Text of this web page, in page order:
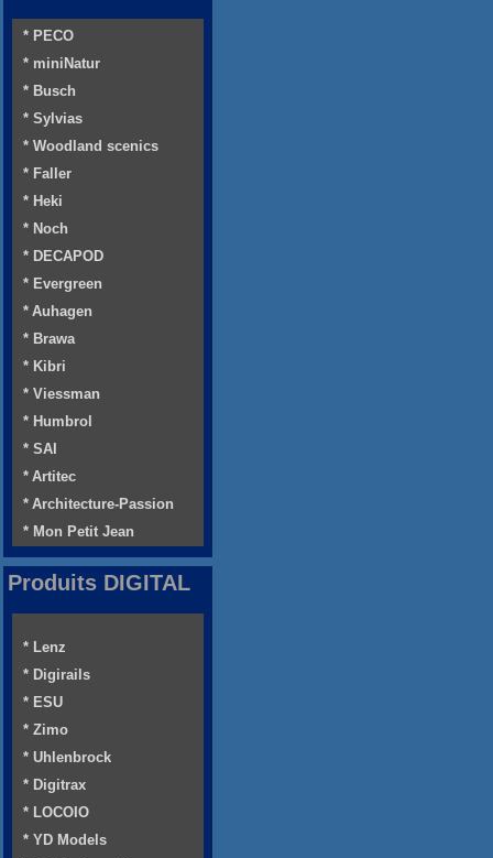
* PECO
* miniNatur
* Busch
* Sylvias
* Woodland scenics
* Faller
* Heki
* Noch
* DECAPOD
* Evergreen
* Auhagen
* Brawa
* Kibri
* Viessman
* Humbrol
* SAI
* Artitec
* Architecture-Passion
* Mon Petit Jean
Produits DIGITAL
* Lenz
* Digirails
* ESU
* Zimo
* Uhlenbrock
* Digitrax
* LOCOIO
* YD Models